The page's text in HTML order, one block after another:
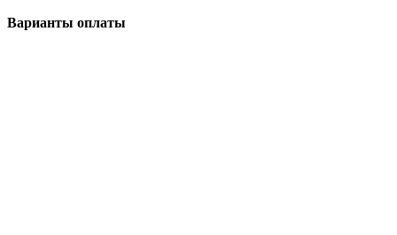
Варианты оплаты